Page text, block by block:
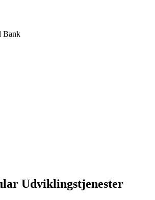
Bank
Udviklingstjenester